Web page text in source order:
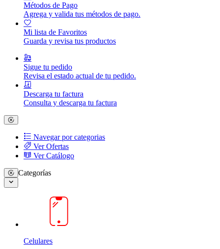
Métodos de Pago
Agrega y valida tus métodos de pago.
Mi lista de Favoritos
Guarda y revisa tus productos
Sigue tu pedido
Revisa el estado actual de tu pedido.
Descarga tu factura
Consulta y descarga tu factura
Navegar por categorias
Ver Ofertas
Ver Catálogo
Categorías
Celulares